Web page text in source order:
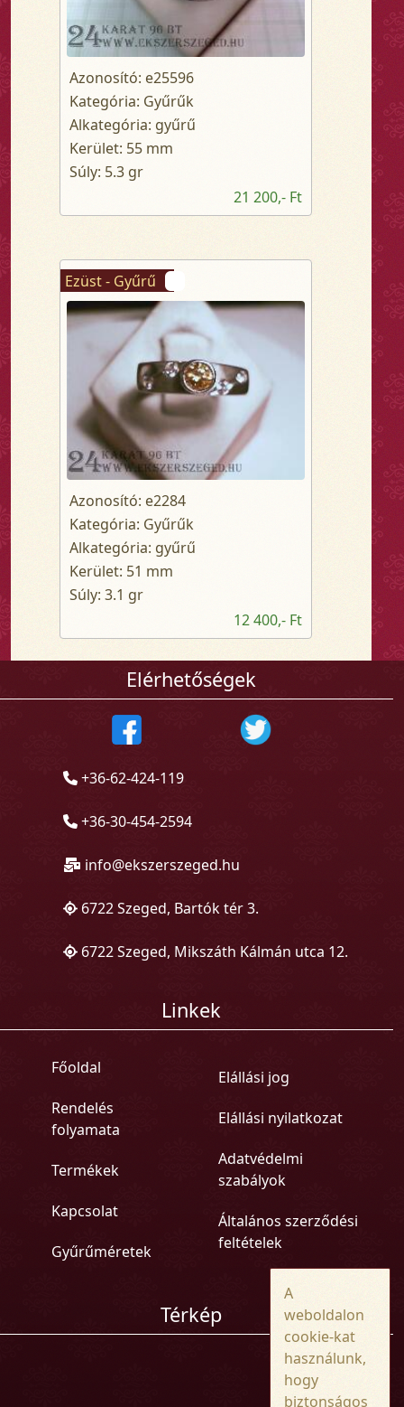
Azonosító: e25596
Kategória: Gyűrűk
Alkategória: gyűrű
Kerület: 55 mm
Súly: 5.3 gr
21 200,- Ft
Ezüst - Gyűrű
Azonosító: e2284
Kategória: Gyűrűk
Alkategória: gyűrű
Kerület: 51 mm
Súly: 3.1 gr
12 400,- Ft
Elérhetőségek
+36-62-424-119
+36-30-454-2594
info@ekszerszeged.hu
6722 Szeged, Bartók tér 3.
6722 Szeged, Mikszáth Kálmán utca 12.
Linkek
Főoldal
Rendelés
folyamata
Termékek
Kapcsolat
Gyűrűméretek
Elállási jog
Elállási nyilatkozat
Adatvédelmi
szabályok
Általános szerződési
feltételek
Térkép
A
weboldalon
cookie-kat
használunk,
hogy
biztonságos